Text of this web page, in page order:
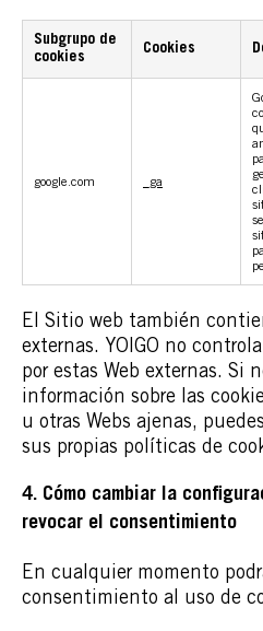
Subgrupo de
cookies
Cookies
google.com _ga
El Sitio web también
externas. YOIGO no
por estas Web externas. Si
información sobre las
u otras Webs ajenas,
sus propias políticas de
4. Cómo cambiar la
revocar el consentimiento
En cualquier momento
consentimiento al uso de